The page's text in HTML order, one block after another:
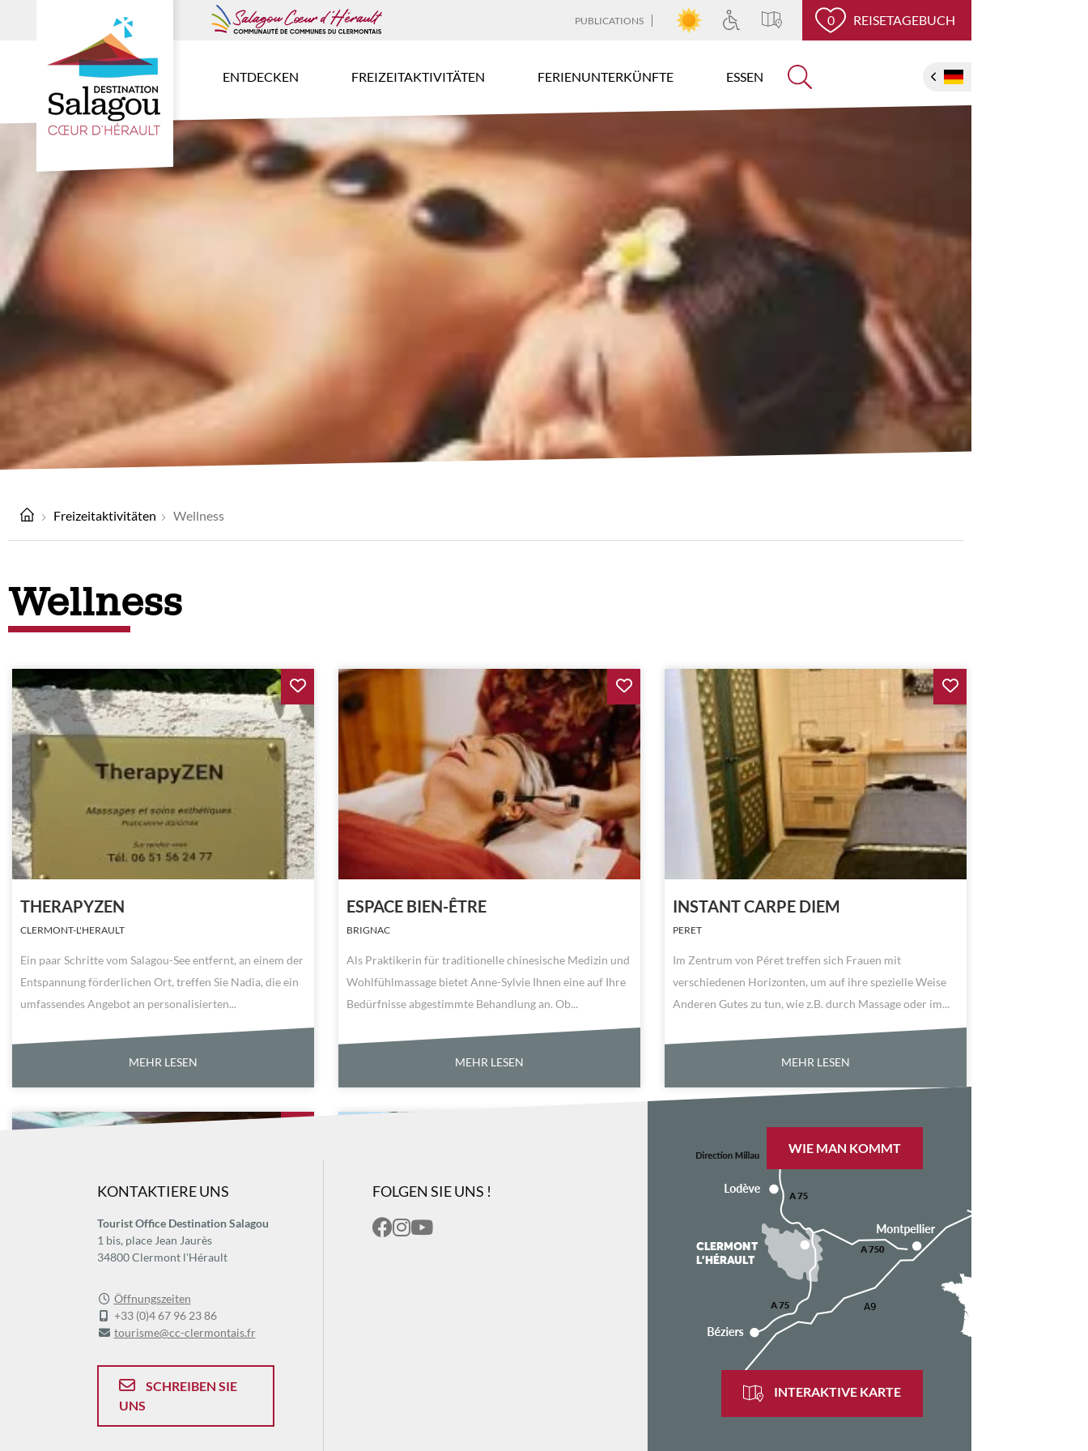
PUBLICATIONS 0 REISETAGEBUCH
Freizeitaktivitäten Wellness
Wellness
THERAPYZEN
CLERMONT-L'HERAULT
Ein paar Schritte vom Salagou-See entfernt, an einem der
Entspannung förderlichen Ort, treffen Sie Nadia, die ein
umfassendes Angebot an personalisierten...
MEHR LESEN
ESPACE BIEN-ÊTRE
BRIGNAC
Als Praktikerin für traditionelle chinesische Medizin und
Wohlfühlmassage bietet Anne-Sylvie Ihnen eine auf Ihre
Bedürfnisse abgestimmte Behandlung an. Ob...
MEHR LESEN
INSTANT CARPE DIEM
PERET
Im Zentrum von Péret treffen sich Frauen mit
verschiedenen Horizonten, um auf ihre spezielle Weise
Anderen Gutes zu tun, wie z.B. durch Massage oder im...
MEHR LESEN
In Péret empfängt uns Marie in ihrem Yogaraum in ihrem
Haus, wo sie verschiedene Formen des Yoga und der
ENTDECKEN FREIZEITAKTIVITÄTEN FERIENUNTERKÜNFTE ESSEN
KONTAKTIERE UNS
Tourist Office Destination Salagou
1 bis, place Jean Jaurès
34800 Clermont l'Hérault
Öffnungszeiten
+33 (0)4 67 96 23 86
tourisme@cc-clermontais.fr
SCHREIBEN SIE
UNS
FOLGEN SIE UNS !
WIE MAN KOMMT
INTERAKTIVE KARTE